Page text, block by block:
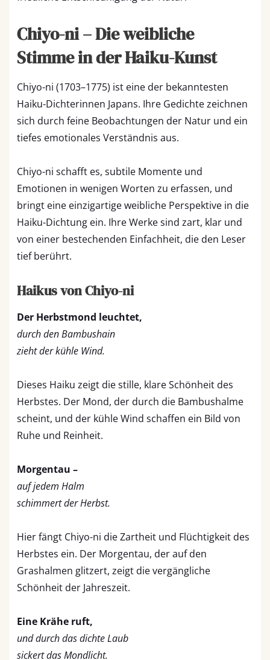
Chiyo-ni – Die weibliche
Stimme in der Haiku-Kunst
Chiyo-ni (1703–1775) ist eine der bekanntesten
Haiku-Dichterinnen Japans. Ihre Gedichte zeichnen
sich durch feine Beobachtungen der Natur und ein
tiefes emotionales Verständnis aus.
Chiyo-ni schafft es, subtile Momente und
Emotionen in wenigen Worten zu erfassen, und
bringt eine einzigartige weibliche Perspektive in die
Haiku-Dichtung ein. Ihre Werke sind zart, klar und
von einer bestechenden Einfachheit, die den Leser
tief berührt.
Haikus von Chiyo-ni
Der Herbstmond leuchtet,
durch den Bambushain
zieht der kühle Wind.
Dieses Haiku zeigt die stille, klare Schönheit des
Herbstes. Der Mond, der durch die Bambushalme
scheint, und der kühle Wind schaffen ein Bild von
Ruhe und Reinheit.
Morgentau –
auf jedem Halm
schimmert der Herbst.
Hier fängt Chiyo-ni die Zartheit und Flüchtigkeit des
Herbstes ein. Der Morgentau, der auf den
Grashalmen glitzert, zeigt die vergängliche
Schönheit der Jahreszeit.
Eine Krähe ruft,
und durch das dichte Laub
sickert das Mondlicht.